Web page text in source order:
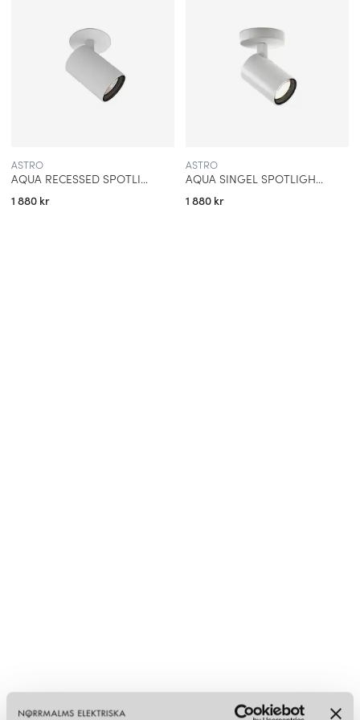
ASTRO
AQUA RECESSED SPOTLIGHT IP44 VIT MATT
1 880 kr
ASTRO
AQUA SINGEL SPOTLIGHT IP44 MATT VIT
1 880 kr